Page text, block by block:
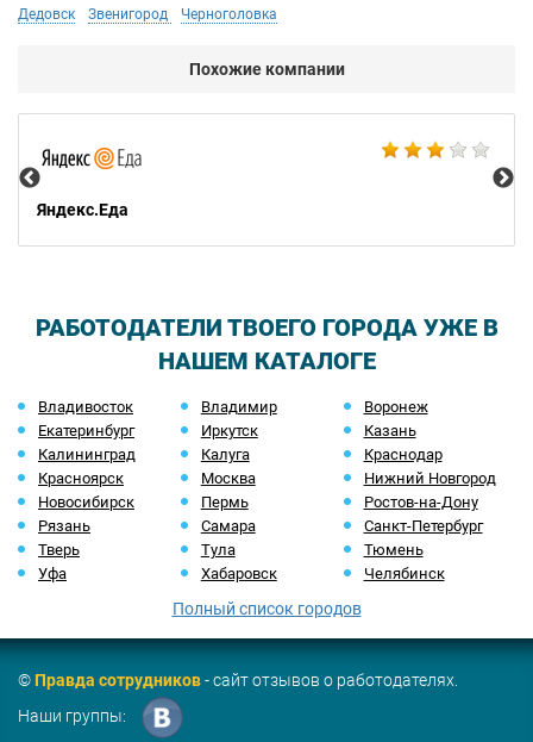
Дедовск
Звенигород Черноголовка
Похожие компании
Яндекс.Еда
РАБОТОДАТЕЛИ ТВОЕГО ГОРОДА УЖЕ В
НАШЕМ КАТАЛОГЕ
Владивосток Владимир
Воронеж
Екатеринбург
Иркутск
Казань
Калининград
Калуга
Краснодар
Красноярск
Москва
Нижний Новгород
Новосибирск
Пермь
Ростов-на-Дону
Рязань
Самара
Санкт-Петербург
Тверь
Тула
Тюмень
Уфа
Хабаровск Челябинск
Полный список городов
©Правда сотрудников- сайт отзывов о работодателях.
Наши группы: